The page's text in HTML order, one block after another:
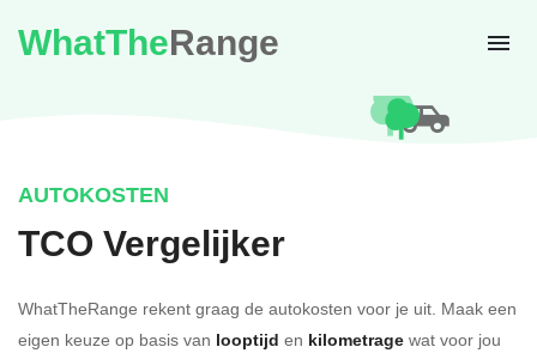
WhatTheRange
AUTOKOSTEN
TCO Vergelijker
WhatTheRange rekent graag de autokosten voor je uit. Maak een
eigen keuze op basis van looptijd en kilometrage wat voor jou